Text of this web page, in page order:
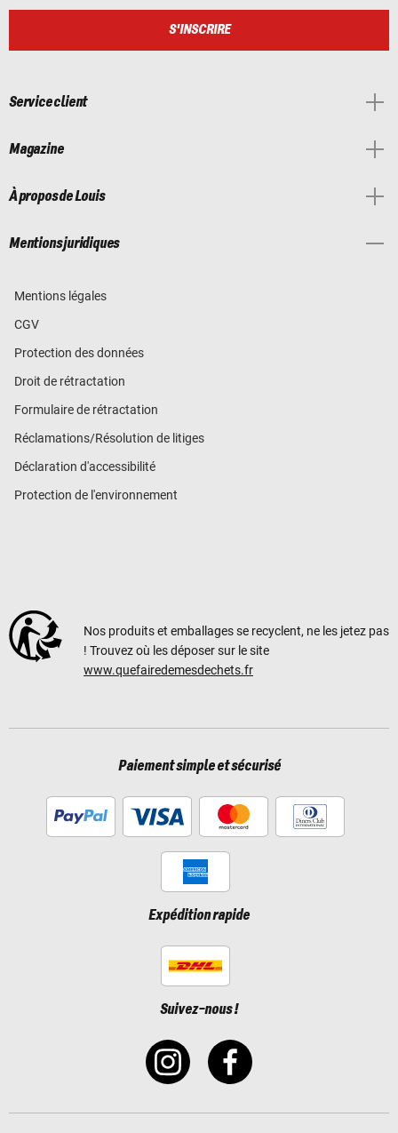
S'INSCRIRE
Service client
Magazine
À propos de Louis
Mentions juridiques
Mentions légales
CGV
Protection des données
Droit de rétractation
Formulaire de rétractation
Réclamations/Résolution de litiges
Déclaration d'accessibilité
Protection de l'environnement
Nos produits et emballages se recyclent, ne les jetez pas
! Trouvez où les déposer sur le site
www.quefairedemesdechets.fr
Paiement simple et sécurisé
Expédition rapide
Suivez-nous !